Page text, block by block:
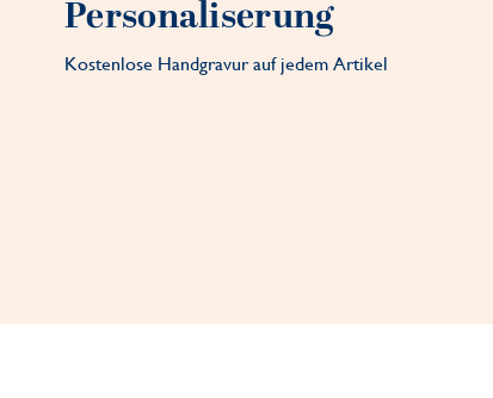
Personaliserung
Kostenlose Handgravur auf jedem Artikel